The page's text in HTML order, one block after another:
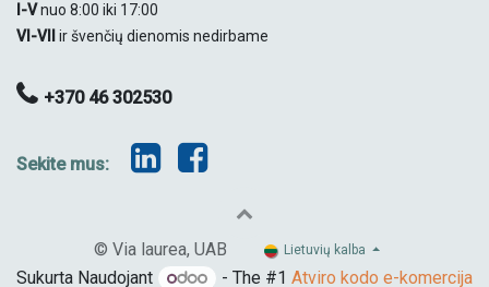
I-Vnuo 8:00 iki 17:00
VI-VII
ir švenčių dienomis nedirbame
+370 46 302530
Sekite mus:
© Via laurea, UAB Lietuvių kalba
Sukurta Naudojant - The #1 Atviro kodo e-komercija